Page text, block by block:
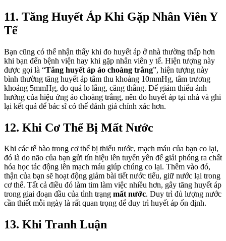
11. Tăng Huyết Áp Khi Gặp Nhân Viên Y
Tế
Bạn cũng có thể nhận thấy khi đo huyết áp ở nhà thường thấp hơn
khi bạn đến bệnh viện hay khi gặp nhân viên y tế. Hiện tượng này
được gọi là “Tăng huyết áp áo choàng trắng”, hiện tượng này
bình thường tăng huyết áp tâm thu khoảng 10mmHg, tâm trương
khoảng 5mmHg, do quá lo lắng, căng thẳng. Để giảm thiểu ảnh
hưởng của hiệu ứng áo choàng trắng, nên đo huyết áp tại nhà và ghi
lại kết quả để bác sĩ có thể đánh giá chính xác hơn.
12. Khi Cơ Thể Bị Mất Nước
Khi các tế bào trong cơ thể bị thiếu nước, mạch máu của bạn co lại,
đó là do não của bạn gửi tín hiệu lên tuyến yên để giải phóng ra chất
hóa học tác động lên mạch máu giúp chúng co lại. Thêm vào đó,
thận của bạn sẽ hoạt động giảm bài tiết nước tiểu, giữ nước lại trong
cơ thể. Tất cả điều đó làm tim làm việc nhiều hơn, gây tăng huyết áp
trong giai đoạn đầu của tình trạng mất nước. Duy trì đủ lượng nước
cần thiết mỗi ngày là rất quan trọng để duy trì huyết áp ổn định.
13. Khi Tranh Luận